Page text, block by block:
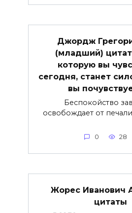
Джордж
(младший)
которую вы
сегодня, станет
вы
Беспокойство
освобождает от
0 28
Жорес Иванович
цитаты